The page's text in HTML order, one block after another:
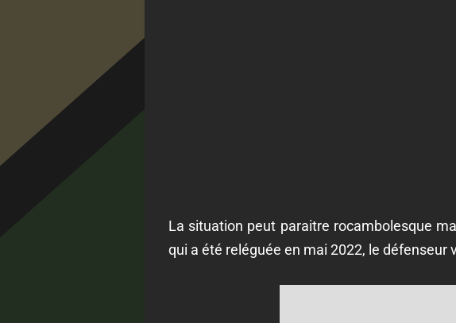
La situation peut paraitre rocambolesque
qui a été reléguée en mai 2022, le